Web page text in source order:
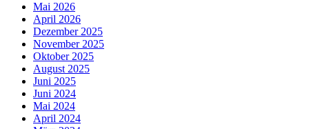
Mai 2026
April 2026
Dezember 2025
November 2025
Oktober 2025
August 2025
Juni 2025
Juni 2024
Mai 2024
April 2024